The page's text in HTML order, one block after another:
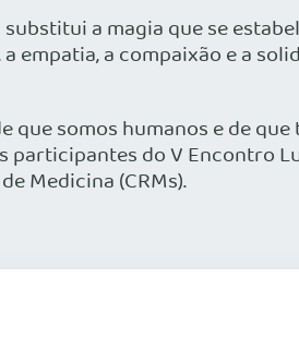
a magia que se
empatia, a compaixão e a
que somos humanos e de
participantes do V Encontro
Medicina (CRMs).